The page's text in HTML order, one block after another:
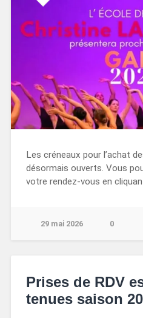
Les créneaux pour l’achat
désormais ouverts. Vous
votre rendez-vous en
29 mai 2026 0
Prises de RDV
tenues saison